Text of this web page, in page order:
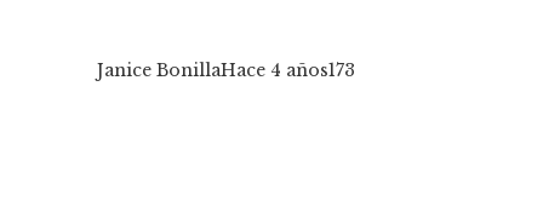
Janice BonillaHace 4 años173